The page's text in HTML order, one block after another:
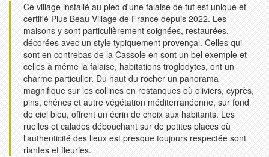
Ce village installé au pied d'une falaise de tuf est unique et
certifié Plus Beau Village de France depuis 2022. Les
maisons y sont particulièrement soignées, restaurées,
décorées avec un style typiquement provençal. Celles qui
sont en contrebas de la Cassole en sont un bel exemple et
celles à même la falaise, habitations troglodytes, ont un
charme particulier. Du haut du rocher un panorama
magnifique sur les collines en restanques où oliviers, cyprès,
pins, chênes et autre végétation méditerranéenne, sur fond
de ciel bleu, offrent un écrin de choix aux habitants. Les
ruelles et calades débouchant sur de petites places où
l'authenticité des lieux est presque toujours respectée sont
riantes et fleuries.